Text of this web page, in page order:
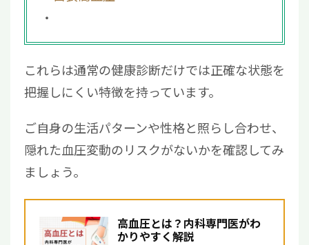
これらは通常の健康診断だけでは正確な状態を
把握しにくい特徴を持っています。
ご自身の生活パターンや性格と照らし合わせ、
隠れた血圧変動のリスクがないかを確認してみ
ましょう。
高血圧とは？内科専門医がわ
かりやすく解説